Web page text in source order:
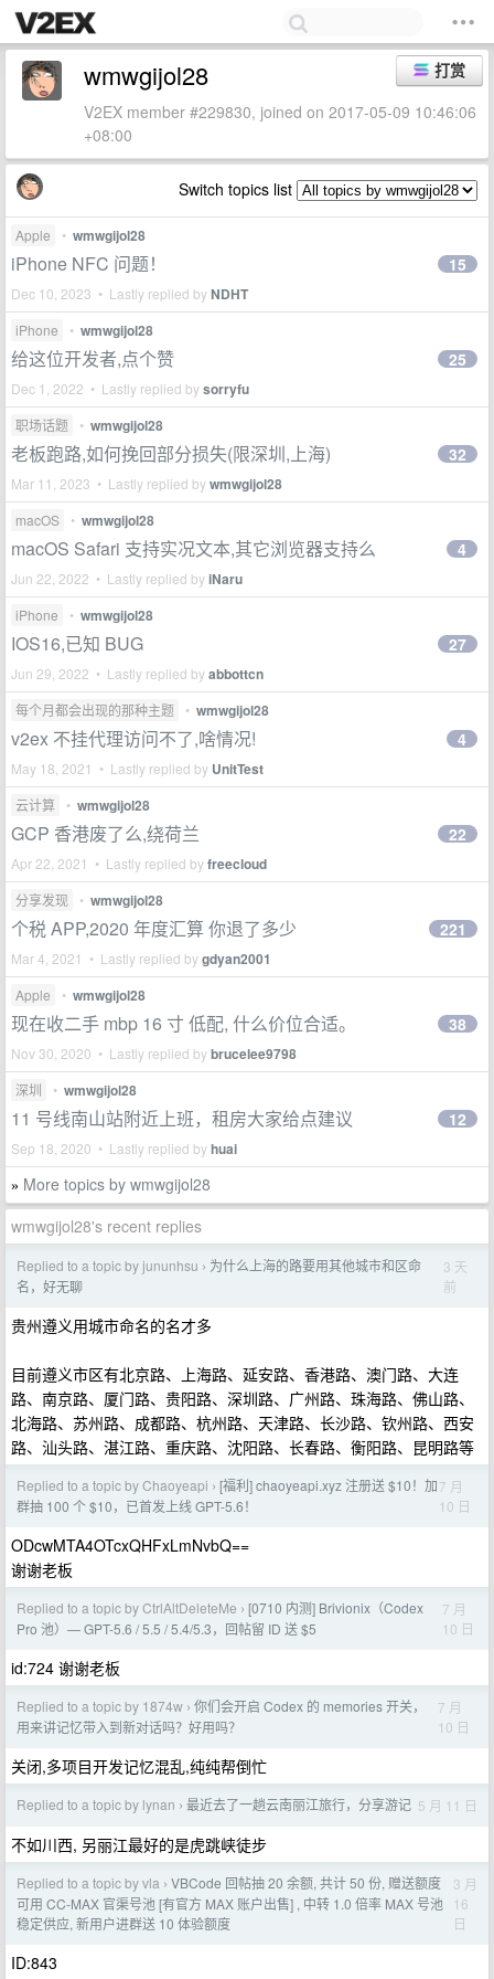
打赏
wmwgijol28
V2EX member #229830, joined on 2017-05-09 10:46:06
+08:00
Switch topics list
Apple • wmwgijol28
iPhone NFC 问题！
Dec 10, 2023 • Lastly replied byNDHT
15
iPhone • wmwgijol28
给这位开发者,点个赞
Dec 1, 2022 • Lastly replied bysorryfu
25
职场话题 • wmwgijol28
老板跑路,如何挽回部分损失(限深圳,上海)
Mar 11, 2023 • Lastly replied bywmwgijol28
32
macOS • wmwgijol28
macOS Safari 支持实况文本,其它浏览器支持么
Jun 22, 2022 • Lastly replied byiNaru
4
iPhone • wmwgijol28
IOS16,已知 BUG
Jun 29, 2022 • Lastly replied byabbottcn
27
每个月都会出现的那种主题 • wmwgijol28
v2ex 不挂代理访问不了,啥情况!
May 18, 2021 • Lastly replied by UnitTest
4
云计算 • wmwgijol28
GCP 香港废了么,绕荷兰
Apr 22, 2021 • Lastly replied byfreecloud
22
分享发现 • wmwgijol28
个税 APP,2020 年度汇算 你退了多少
Mar 4, 2021 • Lastly replied bygdyan2001
221
Apple • wmwgijol28
现在收二手 mbp 16 寸 低配, 什么价位合适。
Nov 30, 2020 • Lastly replied bybrucelee9798
38
深圳 • wmwgijol28
11 号线南山站附近上班，租房大家给点建议
Sep 18, 2020 • Lastly replied byhuai
12
» More topics by wmwgijol28
wmwgijol28's recent replies
Replied to a topic by jununhsu › 为什么上海的路要用其他城市和区命
名，好无聊
3 天
前
贵州遵义用城市命名的名才多
目前遵义市区有北京路、上海路、延安路、香港路、澳门路、大连
路、南京路、厦门路、贵阳路、深圳路、广州路、珠海路、佛山路、
北海路、苏州路、成都路、杭州路、天津路、长沙路、钦州路、西安
路、汕头路、湛江路、重庆路、沈阳路、长春路、衡阳路、昆明路等
Replied to a topic by Chaoyeapi › [福利] chaoyeapi.xyz 注册送 $10！加
群抽 100 个 $10，已首发上线 GPT-5.6！
7 月
10 日
ODcwMTA4OTcxQHFxLmNvbQ==
谢谢老板
Replied to a topic by CtrlAltDeleteMe › [0710 内测] Brivionix（Codex
Pro 池）— GPT-5.6 / 5.5 / 5.4/5.3，回帖留 ID 送 $5
7 月
10 日
id:724 谢谢老板
Replied to a topic by 1874w › 你们会开启 Codex 的 memories 开关，
用来讲记忆带入到新对话吗？好用吗？
7 月
10 日
关闭,多项目开发记忆混乱,纯纯帮倒忙
Replied to a topic by lynan › 最近去了一趟云南丽江旅行，分享游记 5 月 11 日
不如川西, 另丽江最好的是虎跳峡徒步
Replied to a topic by vla › VBCode 回帖抽 20 余额, 共计 50 份, 赠送额度
可用 CC-MAX 官渠号池 [有官方 MAX 账户出售] , 中转 1.0 倍率 MAX 号池
稳定供应, 新用户进群送 10 体验额度
3 月
16
日
ID:843